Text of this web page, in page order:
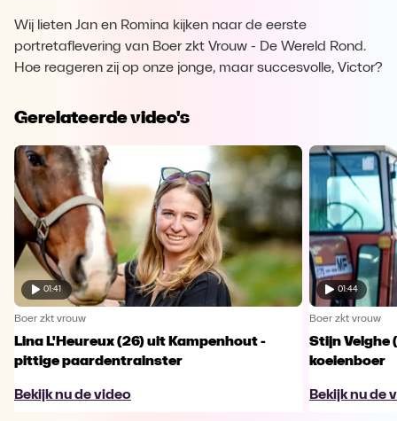
Wij lieten Jan en Romina kijken naar de eerste
portretaflevering van Boer zkt Vrouw - De Wereld Rond.
Hoe reageren zij op onze jonge, maar succesvolle, Victor?
Gerelateerde video's
01:41
Boer zkt vrouw
Lina L'Heureux (26) uit Kampenhout -
pittige paardentrainster
Bekijk nu de video
01:44
Boer zkt vrouw
Stijn Velghe
koeienboer
Bekijk nu de